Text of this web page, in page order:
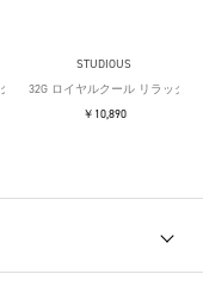
スTシャツ
STUDIOUS
32G ロイヤルクール リラックス
￥10,890